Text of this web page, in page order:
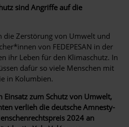
sind Angriffe auf die
die Zerstörung von Umwelt und
von FEDEPESAN in der
ihr Leben für den Klimaschutz. In
dafür so viele Menschen mit
in Kolumbien.
Einsatz zum Schutz von Umwelt,
verlieh die deutsche Amnesty-
2024 an